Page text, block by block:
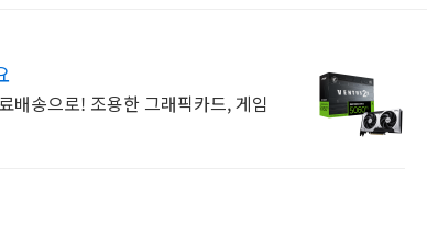
배송으로! 조용한 그래픽카드, 게임